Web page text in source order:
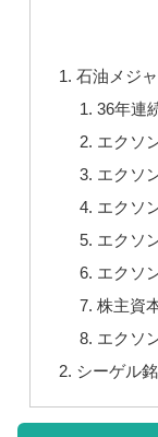
石油メジ
36年連
エクソ
エクソ
エクソ
エクソ
エクソ
株主資
エクソ
シーゲル